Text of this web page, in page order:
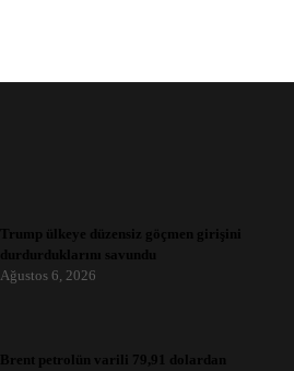
Trump ülkeye düzensiz göçmen girişini
durdurduklarını savundu
Ağustos 6, 2026
Brent petrolün varili 79,91 dolardan